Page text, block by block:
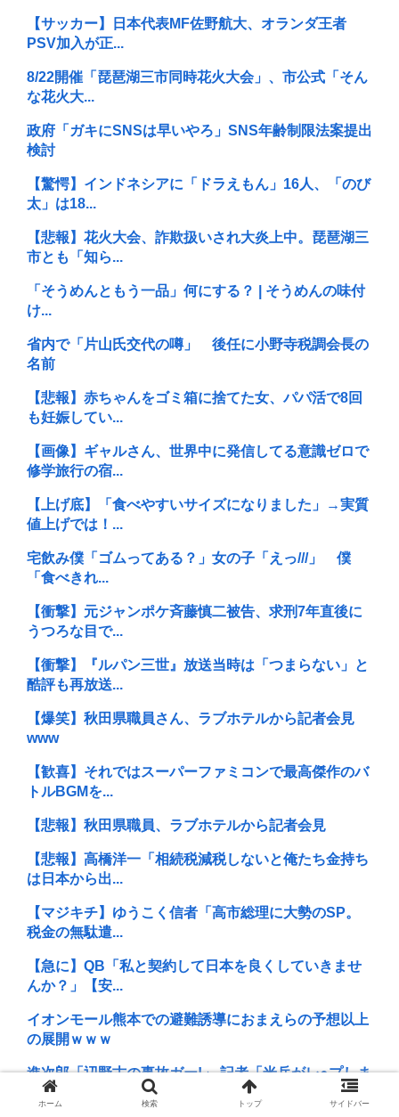
【サッカー】日本代表MF佐野航大、オランダ王者
PSV加入が正...
8/22開催「琵琶湖三市同時花火大会」、市公式「そん
な花火大...
政府「ガキにSNSは早いやろ」SNS年齢制限法案提出
検討
【驚愕】インドネシアに「ドラえもん」16人、「のび
太」は18...
【悲報】花火大会、詐欺扱いされ大炎上中。琵琶湖三
市とも「知ら...
「そうめんともう一品」何にする？ | そうめんの味付
け...
省内で「片山氏交代の噂」 後任に小野寺税調会長の
名前
【悲報】赤ちゃんをゴミ箱に捨てた女、パパ活で8回
も妊娠してい...
【画像】ギャルさん、世界中に発信してる意識ゼロで
修学旅行の宿...
【上げ底】「食べやすいサイズになりました」→実質
値上げでは！...
宅飲み僕「ゴムってある？」女の子「えっ///」 僕
「食べきれ...
【衝撃】元ジャンポケ斉藤慎二被告、求刑7年直後に
うつろな目で...
【衝撃】『ルパン三世』放送当時は「つまらない」と
酷評も再放送...
【爆笑】秋田県職員さん、ラブホテルから記者会見
www
【歓喜】それではスーパーファミコンで最高傑作のバ
トルBGMを...
【悲報】秋田県職員、ラブホテルから記者会見
【悲報】高橋洋一「相続税減税しないと俺たち金持ち
は日本から出...
【マジキチ】ゆうこく信者「高市総理に大勢のSP。
税金の無駄遣...
【急に】QB「私と契約して日本を良くしていきませ
んか？」【安...
イオンモール熊本での避難誘導におまえらの予想以上
の展開ｗｗｗ
進次郎「辺野古の事故ガー!」 記者「米兵がレ●プしま
したが?...
ホーム 検索 トップ サイドバー